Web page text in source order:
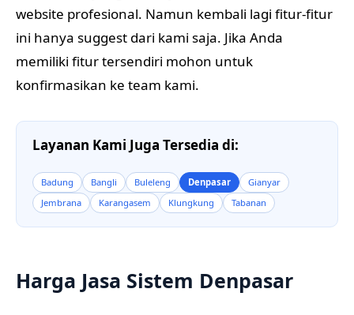
website profesional. Namun kembali lagi fitur-fitur
ini hanya suggest dari kami saja. Jika Anda
memiliki fitur tersendiri mohon untuk
konfirmasikan ke team kami.
Layanan Kami Juga Tersedia di:
Badung Bangli Buleleng Denpasar
Gianyar
Jembrana
Karangasem Klungkung Tabanan
Harga Jasa Sistem Denpasar